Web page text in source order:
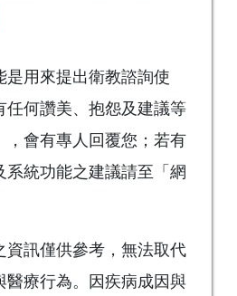
用來提出衛教諮詢使
任何讚美、抱怨及建議等
，會有專人回覆您；若有
系統功能之建議請至「網
訊僅供參考，無法取代
醫療行為。因疾病成因與